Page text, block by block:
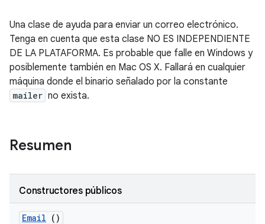
Una clase de ayuda para enviar un correo electrónico.
Tenga en cuenta que esta clase NO ES INDEPENDIENTE
DE LA PLATAFORMA. Es probable que falle en Windows y
posiblemente también en Mac OS X. Fallará en cualquier
máquina donde el binario señalado por la constante
mailer no exista.
Resumen
Constructores públicos
Email ()